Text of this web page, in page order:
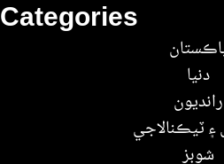
Categories
دنيا
رانديون
ٽيڪنالاجي
شوبز